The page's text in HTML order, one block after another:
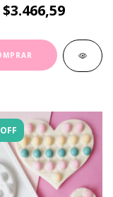
$3.466,59